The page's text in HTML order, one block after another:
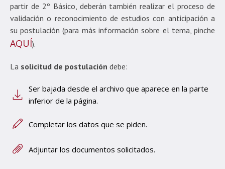
partir de 2º Básico, deberán también realizar el proceso de
validación o reconocimiento de estudios con anticipación a
su postulación (para más información sobre el tema, pinche
AQUÍ).
La solicitud de postulación debe:
Ser bajada desde el archivo que aparece en la parte
inferior de la página.
Completar los datos que se piden.
Adjuntar los documentos solicitados.